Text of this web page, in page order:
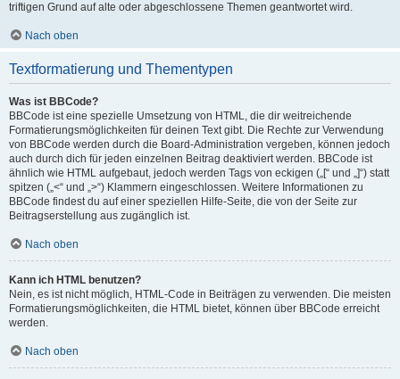
triftigen Grund auf alte oder abgeschlossene Themen geantwortet wird.
Nach oben
Textformatierung und Thementypen
Was ist BBCode?
BBCode ist eine spezielle Umsetzung von HTML, die dir weitreichende
Formatierungsmöglichkeiten für deinen Text gibt. Die Rechte zur Verwendung
von BBCode werden durch die Board-Administration vergeben, können jedoch
auch durch dich für jeden einzelnen Beitrag deaktiviert werden. BBCode ist
ähnlich wie HTML aufgebaut, jedoch werden Tags von eckigen („[“ und „]“) statt
spitzen („<“ und „>“) Klammern eingeschlossen. Weitere Informationen zu
BBCode findest du auf einer speziellen Hilfe-Seite, die von der Seite zur
Beitragserstellung aus zugänglich ist.
Nach oben
Kann ich HTML benutzen?
Nein, es ist nicht möglich, HTML-Code in Beiträgen zu verwenden. Die meisten
Formatierungsmöglichkeiten, die HTML bietet, können über BBCode erreicht
werden.
Nach oben